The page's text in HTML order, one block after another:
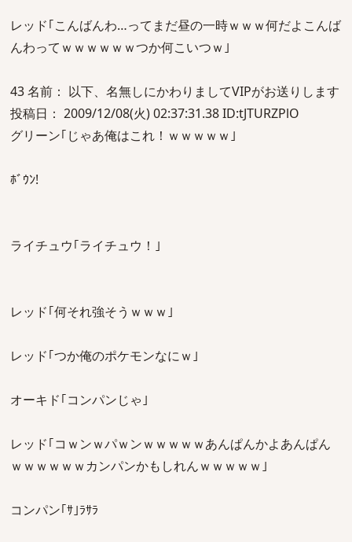
レッド｢こんばんわ…ってまだ昼の一時ｗｗｗ何だよこんば
んわってｗｗｗｗｗｗつか何こいつｗ｣
43 名前： 以下、名無しにかわりましてVIPがお送りします
投稿日： 2009/12/08(火) 02:37:31.38 ID:tJTURZPlO
グリーン｢じゃあ俺はこれ！ｗｗｗｗｗ｣
ﾎﾞｳﾝ!
ライチュウ｢ライチュウ！｣
レッド｢何それ強そうｗｗｗ｣
レッド｢つか俺のポケモンなにｗ｣
オーキド｢コンパンじゃ｣
レッド｢コｗンｗパｗンｗｗｗｗｗあんぱんかよあんぱん
ｗｗｗｗｗｗカンパンかもしれんｗｗｗｗｗ｣
コンパン｢ｻ｣ﾗｻﾗ